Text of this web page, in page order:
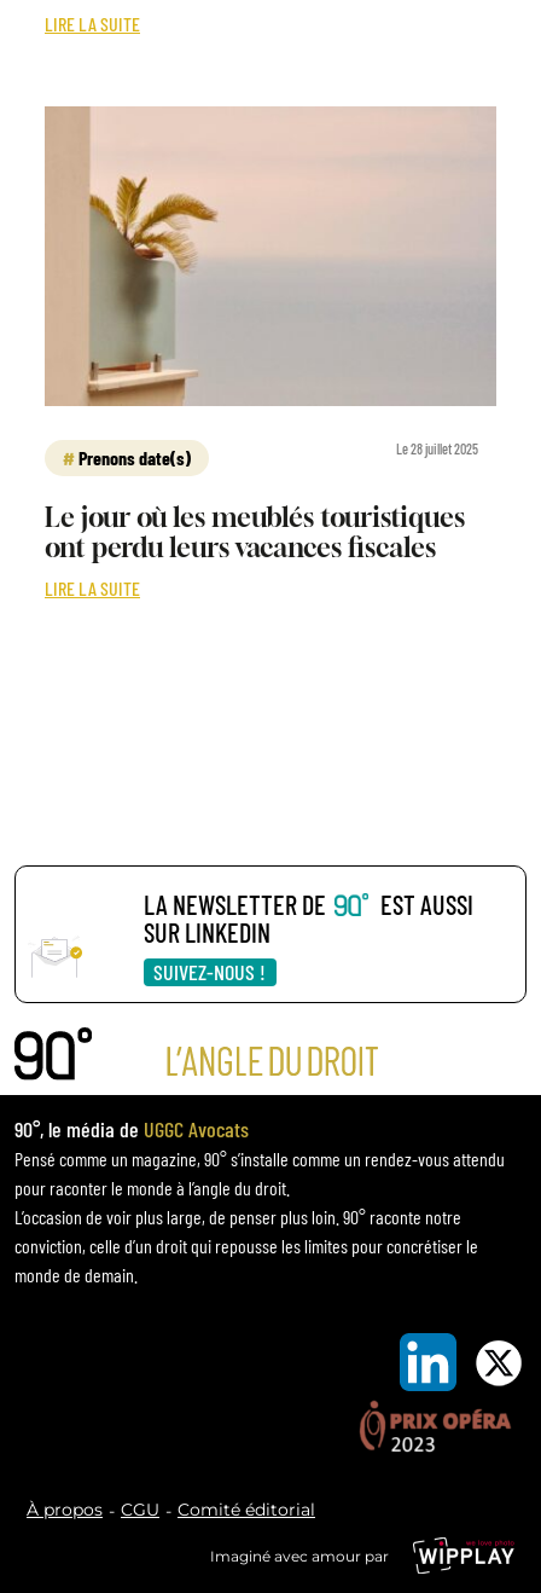
LIRE LA SUITE
Prenons date(s) Le 28 juillet 2025
Le jour où les meublés touristiques
ont perdu leurs vacances fiscales
LIRE LA SUITE
LA NEWSLETTER DE
EST AUSSI
SUR LINKEDIN
SUIVEZ-NOUS !
90°, le média de UGGC Avocats
Pensé comme un magazine, 90° s’installe comme un rendez-vous attendu
pour raconter le monde à l’angle du droit.
L’occasion de voir plus large, de penser plus loin. 90° raconte notre
conviction, celle d’un droit qui repousse les limites pour concrétiser le
monde de demain.
À propos CGU Comité éditorial
Imaginé avec amour par